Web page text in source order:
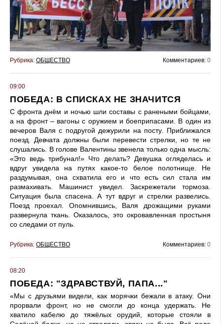
Рубрика: ОБЩЕСТВО Комментариев: 0
09:00
ПОБЕДА: В СПИСКАХ НЕ ЗНАЧИТСЯ
С фронта днём и ночью шли составы с ранеными бойцами,
а на фронт – вагоны с оружием и боеприпасами. В один из
вечеров Валя с подругой дежурили на посту. Приближался
поезд. Девчата должны были перевести стрелки, но те не
слушались. В голове Валентины звенела только одна мысль:
«Это ведь трибунал!» Что делать? Девушка огляделась и
вдруг увидела на путях какое-то белое полотнище. Не
раздумывая, она схватила его и что есть сил стала им
размахивать. Машинист увидел. Заскрежетали тормоза.
Ситуация была спасена. А тут вдруг и стрелки развелись.
Поезд проехал. Опомнившись, Валя дрожащими руками
развернула ткань. Оказалось, это окровавленная простыня
со следами от пуль.
Рубрика: ОБЩЕСТВО Комментариев: 0
08:20
ПОБЕДА: "ЗДРАВСТВУЙ, ПАПА..."
«Мы с друзьями видели, как морячки бежали в атаку. Они
прорвали фронт, но не смогли до конца удержать. Не
хватило кабелю до тяжёлых орудий, которые стояли в